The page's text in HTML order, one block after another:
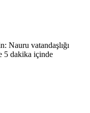
Nauru vatandaşlığı
5 dakika içinde